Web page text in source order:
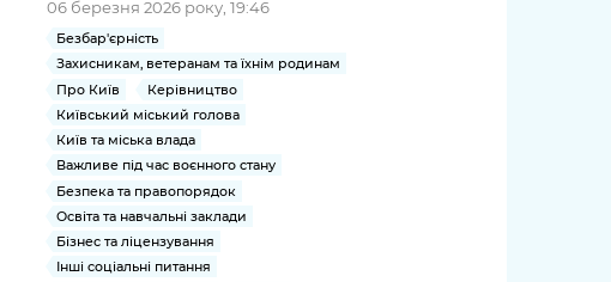
06 березня 2026 року, 19:46
Безбар'єрність
Захисникам, ветеранам та їхнім родинам
Про Київ
Керівництво
Київський міський голова
Київ та міська влада
Важливе під час воєнного стану
Безпека та правопорядок
Освіта та навчальні заклади
Бізнес та ліцензування
Інші соціальні питання